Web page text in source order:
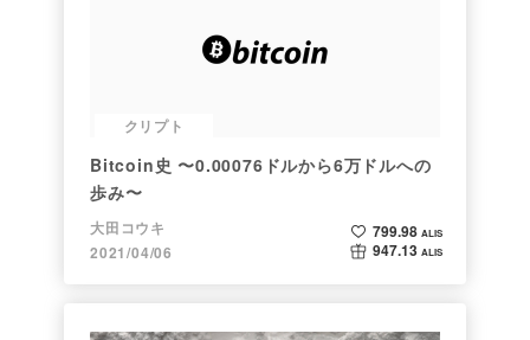
クリプト
Bitcoin史 〜0.00076ドルから6万ドルへの
歩み〜
大田コウキ
2021/04/06
799.98 ALIS
947.13 ALIS